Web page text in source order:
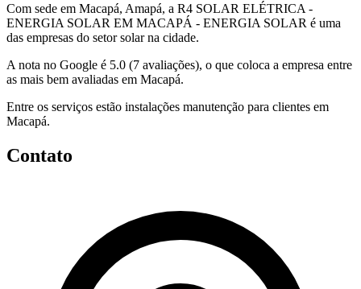
Com sede em Macapá, Amapá, a R4 SOLAR ELÉTRICA -
ENERGIA SOLAR EM MACAPÁ - ENERGIA SOLAR é uma
das empresas do setor solar na cidade.
A nota no Google é 5.0 (7 avaliações), o que coloca a empresa entre
as mais bem avaliadas em Macapá.
Entre os serviços estão instalações manutenção para clientes em
Macapá.
Contato